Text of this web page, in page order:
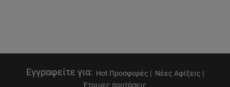
Εγγραφείτε για: Hot Προσφορές | Νέες Αφίξεις |
Έτοιμες προτάσεις